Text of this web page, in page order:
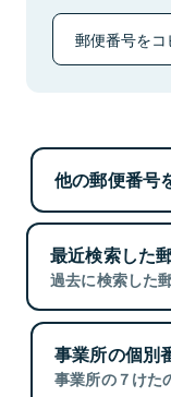
郵便番号をコ
他の郵便番号
最近検索した
過去に検索した
事業所の個別
事業所の７けた